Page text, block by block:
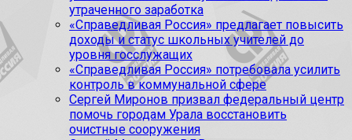
утраченного заработка
«Справедливая Россия» предлагает повысить
доходы и статус школьных учителей до
уровня госслужащих
«Справедливая Россия» потребовала усилить
контроль в коммунальной сфере
Сергей Миронов призвал федеральный центр
помочь городам Урала восстановить
очистные сооружения